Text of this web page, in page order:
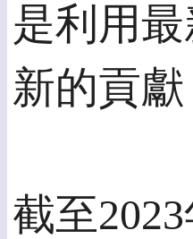
是利用
新的貢
截至